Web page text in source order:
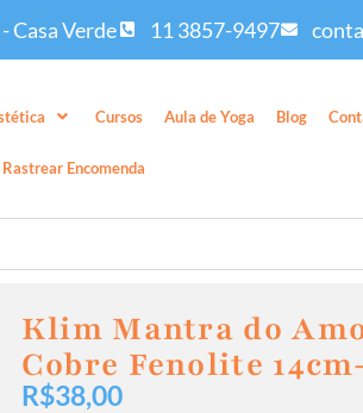
Casa Verde 11 3857-9497
Cursos Aula de Yoga Blog
Rastrear Encomenda
Klim Mantra do
Cobre Fenolite
R$38,00